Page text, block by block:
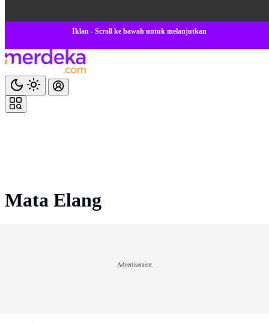
Iklan - Scroll ke bawah untuk melanjutkan
Mata Elang
Advertisement